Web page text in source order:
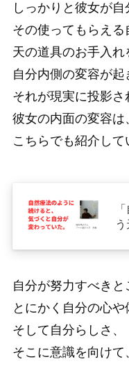
しっかりと彼女が自
その使ってもらえる
天の道具のお手入れ
自分内側の変容が起
それが現実に投影さ
彼女の内面の変容は
こちらでも紹介して
自分が努力すべきと
とにかく自分の心や
そして自分らしさ、
そこに意識を向けて